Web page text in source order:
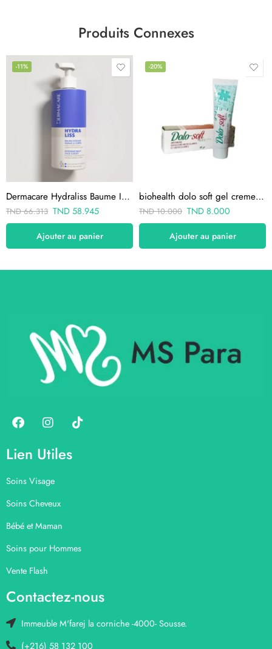
Produits Connexes
-11%
Dermacare Hydraliss Baume Intensif 500 ML
TND66.313 TND58.945
Ajouter au panier
-20%
biohealth dolo soft gel creme 50gr
TND10.000 TND8.000
Ajouter au panier
Lien Utiles
Soins Visage
Soins Cheveux
Bébé et Maman
Soins pour Hommes
Vente Flash
Contactez-nous
Immeuble M'farej la corniche -4000- Sousse.
(+216) 58 132 100